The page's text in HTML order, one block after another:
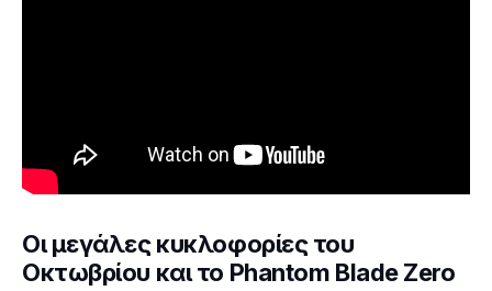
Οι μεγάλες κυκλοφορίες του
Οκτωβρίου και το Phantom Blade Zero